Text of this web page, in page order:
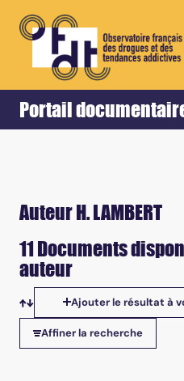
Portail
Accueil Retour
Auteur H. LAMBERT
11 Documents
auteur
Tris disponibles
Ajouter le résultat à
Affiner la recherche